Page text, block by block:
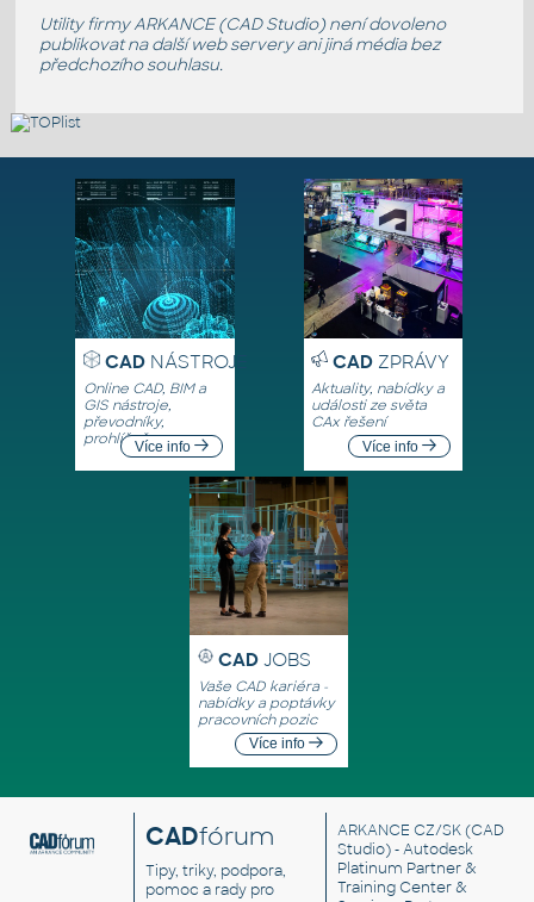
Utility firmy ARKANCE (CAD Studio) není dovoleno
publikovat na další web servery ani jiná média bez
předchozího souhlasu.
CADNÁSTROJE
Online CAD, BIM a
GIS nástroje,
převodníky,
prohlížečeVíce info
CADZPRÁVY
Aktuality, nabídky a
události ze světa
CAx řešení
Více info
CAD JOBS
Vaše CAD kariéra -
nabídky a poptávky
pracovních pozic
Více info
CADfórum
Tipy, triky, podpora,
pomoc a rady pro
ARKANCE CZ/SK(CAD
Studio) - Autodesk
Platinum Partner &
Training Center &